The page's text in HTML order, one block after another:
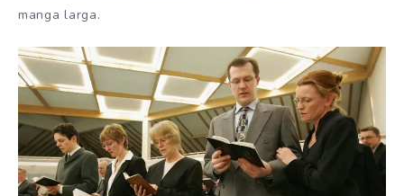
manga larga.